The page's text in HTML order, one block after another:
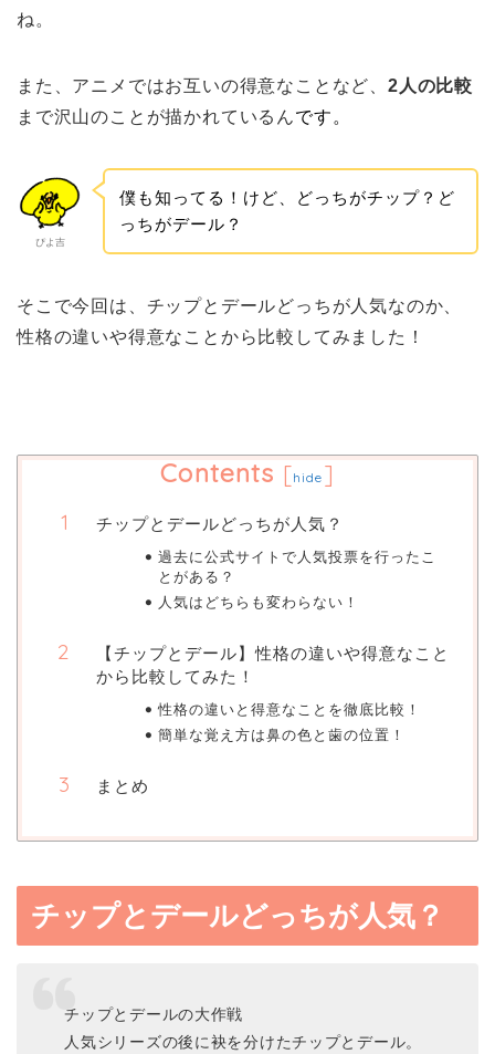
ね。
また、アニメではお互いの得意なことなど、 2人の比較
まで沢山のことが描かれているんです。
ぴよ吉
僕も知ってる！けど、どっちがチップ？ど
っちがデール？
そこで今回は、チップとデールどっちが人気なのか、
性格の違いや得意なことから比較してみました！
Contents [hide ]
チップとデールどっちが人気？
過去に公式サイトで人気投票を行ったこ
とがある？
人気はどちらも変わらない！
【チップとデール】性格の違いや得意なこと
から比較してみた！
性格の違いと得意なことを徹底比較！
簡単な覚え方は鼻の色と歯の位置！
まとめ
チップとデールどっちが人気？
チップとデールの大作戦
人気シリーズの後に袂を分けたチップとデール。